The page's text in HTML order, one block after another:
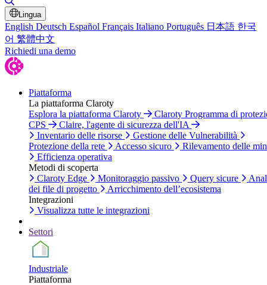
Lingua
English Deutsch Español Français Italiano Português 日本語 한국
어 繁體中文
Richiedi una demo
Piattaforma
La piattaforma Claroty
Esplora la piattaforma Claroty
Claroty Programma di
CPS
Claire, l'agente di sicurezza dell'IA
Inventario delle risorse
Gestione delle Vulnerabilità
Protezione della rete
Accesso sicuro
Rilevamento delle
Efficienza operativa
Metodi di scoperta
Claroty Edge
Monitoraggio passivo Query sicure
dei file di progetto
Arricchimento dell’ecosistema
Integrazioni
Visualizza tutte le integrazioni
Settori
Industriale
Piattaforma